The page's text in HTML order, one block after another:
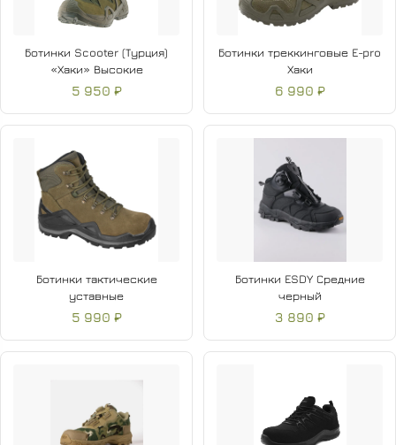
Ботинки Scooter (Турция)
«Хаки» Высокие
5 950 ₽
Ботинки треккинговые E-pro
Хаки
6 990 ₽
Ботинки тактические
уставные
5 990 ₽
Ботинки ESDY Средние
черный
3 890 ₽